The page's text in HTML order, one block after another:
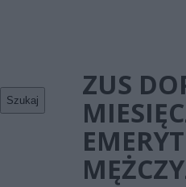
Szukaj
ZUS